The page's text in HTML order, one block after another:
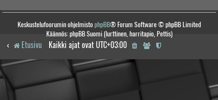
Keskustelufoorumin ohjelmistophpBB® Forum Software © phpBB Limited
Käännös: phpBB Suomi (lurttinen, harritapio, Pettis)
Etusivu Kaikki ajat ovat UTC+03:00